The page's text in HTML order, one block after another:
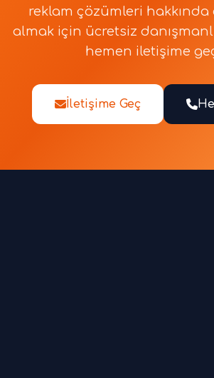
reklam çözümleri hakkında
almak için ücretsiz
hemen iletişime
İletişime Geç